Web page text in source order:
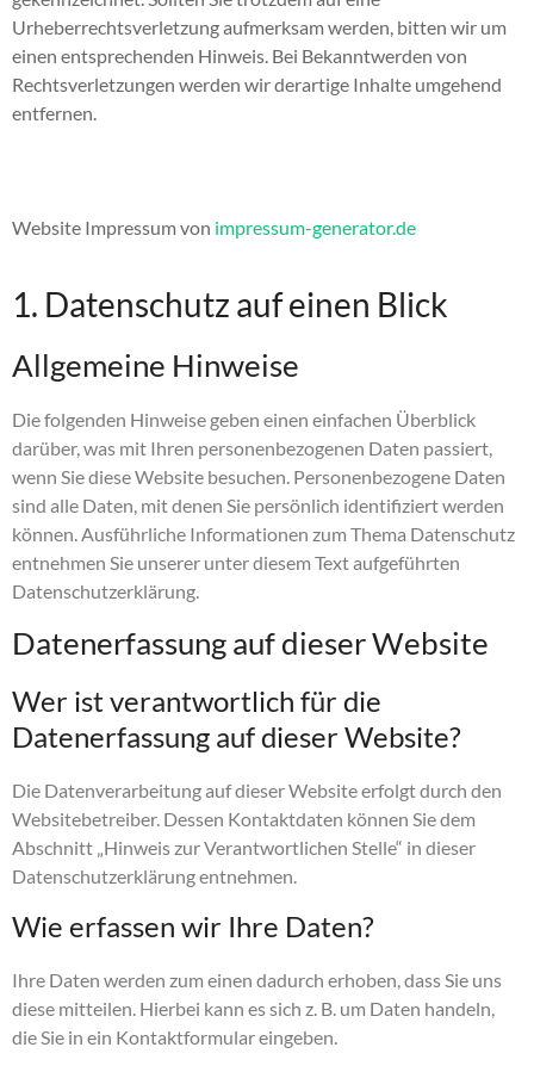
Urheberrechtsverletzung aufmerksam werden, bitten wir um
einen entsprechenden Hinweis. Bei Bekanntwerden von
Rechtsverletzungen werden wir derartige Inhalte umgehend
entfernen.
Website Impressum von impressum-generator.de
1. Datenschutz auf einen Blick
Allgemeine Hinweise
Die folgenden Hinweise geben einen einfachen Überblick
darüber, was mit Ihren personenbezogenen Daten passiert,
wenn Sie diese Website besuchen. Personenbezogene Daten
sind alle Daten, mit denen Sie persönlich identifiziert werden
können. Ausführliche Informationen zum Thema Datenschutz
entnehmen Sie unserer unter diesem Text aufgeführten
Datenschutzerklärung.
Datenerfassung auf dieser Website
Wer ist verantwortlich für die
Datenerfassung auf dieser Website?
Die Datenverarbeitung auf dieser Website erfolgt durch den
Websitebetreiber. Dessen Kontaktdaten können Sie dem
Abschnitt „Hinweis zur Verantwortlichen Stelle“ in dieser
Datenschutzerklärung entnehmen.
Wie erfassen wir Ihre Daten?
Ihre Daten werden zum einen dadurch erhoben, dass Sie uns
diese mitteilen. Hierbei kann es sich z. B. um Daten handeln,
die Sie in ein Kontaktformular eingeben.